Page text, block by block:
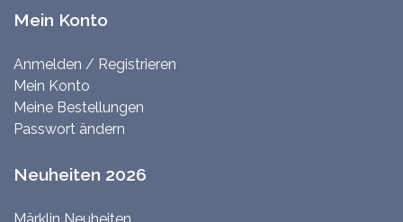
Mein Konto
Anmelden / Registrieren
Mein Konto
Meine Bestellungen
Passwort ändern
Neuheiten 2026
Märklin Neuheiten